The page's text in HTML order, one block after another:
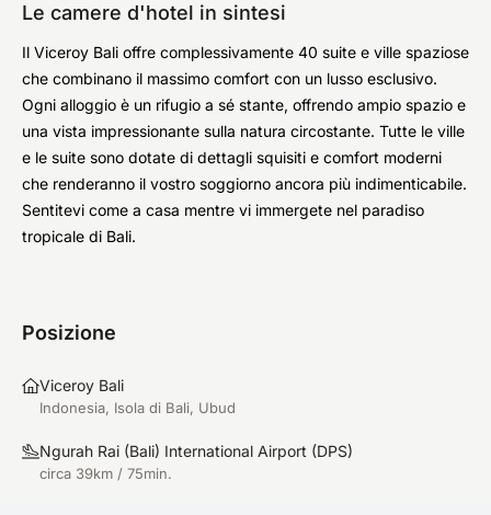
Le camere d'hotel in sintesi
Il Viceroy Bali offre complessivamente 40 suite e ville spaziose
che combinano il massimo comfort con un lusso esclusivo.
Ogni alloggio è un rifugio a sé stante, offrendo ampio spazio e
una vista impressionante sulla natura circostante. Tutte le ville
e le suite sono dotate di dettagli squisiti e comfort moderni
che renderanno il vostro soggiorno ancora più indimenticabile.
Sentitevi come a casa mentre vi immergete nel paradiso
tropicale di Bali.
Posizione
Viceroy Bali
Indonesia, Isola di Bali, Ubud
Ngurah Rai (Bali) International Airport (DPS)
circa 39km / 75min.